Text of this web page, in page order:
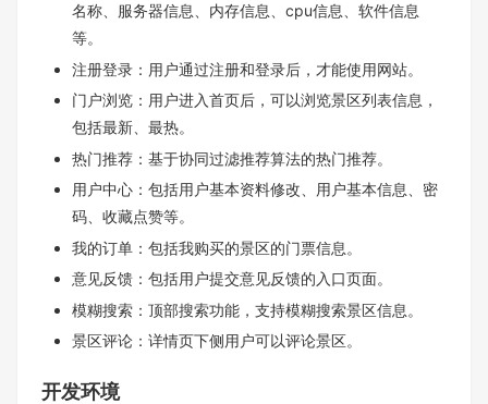
名称、服务器信息、内存信息、cpu信息、软件信息
等。
注册登录：用户通过注册和登录后，才能使用网站。
门户浏览：用户进入首页后，可以浏览景区列表信息，
包括最新、最热。
热门推荐：基于协同过滤推荐算法的热门推荐。
用户中心：包括用户基本资料修改、用户基本信息、密
码、收藏点赞等。
我的订单：包括我购买的景区的门票信息。
意见反馈：包括用户提交意见反馈的入口页面。
模糊搜索：顶部搜索功能，支持模糊搜索景区信息。
景区评论：详情页下侧用户可以评论景区。
开发环境